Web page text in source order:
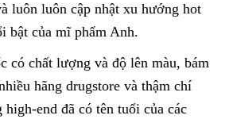
luôn luôn cập nhật xu hướng hot
bật của mĩ phẩm Anh.
có chất lượng và độ lên màu, bám
hãng drugstore và thậm chí
high-end đã có tên tuổi của các